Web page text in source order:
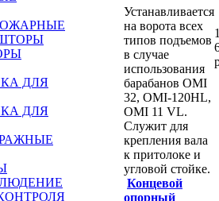
ДЛЯ
ДЛЯ
Устанавливается
на ворота всех
типов подъемов
в случае
использования
барабанов OMI
32, OMI‑120HL,
OMI 11 VL.
Служит для
крепления вала
к притолоке и
угловой стойке.
Концевой
опорный